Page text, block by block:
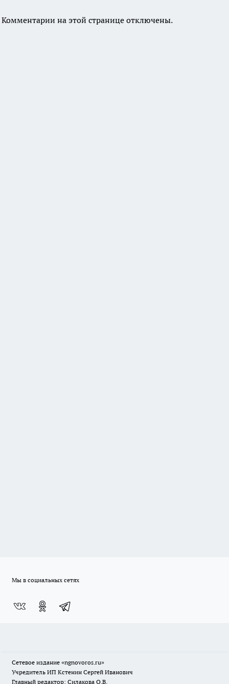
Комментарии на этой странице отключены.
Мы в социальных сетях
Сетевое издание «ngnovoros.ru»
Учредитель ИП Кстенин Сергей Иванович
Главный редактор: Силакова О.В.